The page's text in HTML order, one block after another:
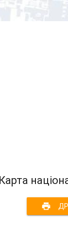
Карта
print